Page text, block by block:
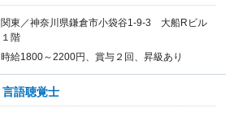
関東／神奈川県鎌倉市小袋谷1-9-3 大船Rビル
１階
時給1800～2200円、賞与２回、昇級あり
言語聴覚士